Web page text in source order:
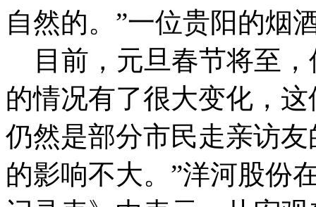
自然的。”一位贵阳的烟
目前，元旦春节将至，
的情况有了很大变化，
仍然是部分市民走亲访
的影响不大。”洋河股份